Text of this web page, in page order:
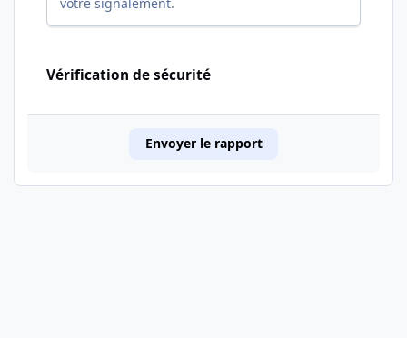
votre signalement.
Vérification de sécurité
Envoyer le rapport